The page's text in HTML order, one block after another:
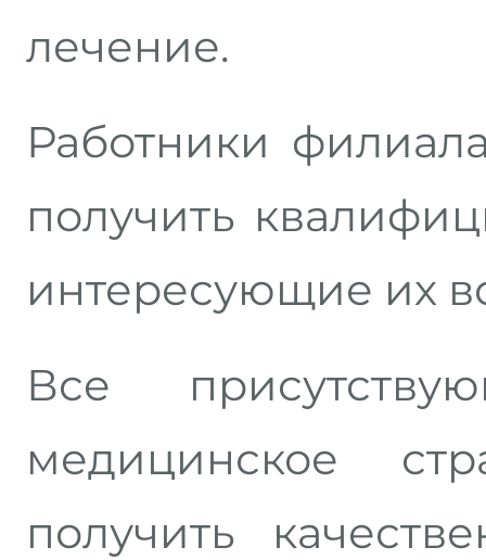
лечение.
Работники
получить
интересующие их
Все
медицинское
получить